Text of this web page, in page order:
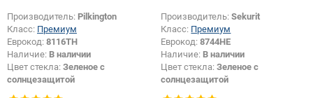
Производитель: Pilkington
Класс: Премиум
Еврокод: 8116TH
Наличие: В наличии
Цвет стекла: Зеленое с
солнцезащитой
Производитель:Sekurit
Класс: Премиум
Еврокод:8744HE
Наличие: В наличии
Цвет стекла:Зеленое с
солнцезащитой